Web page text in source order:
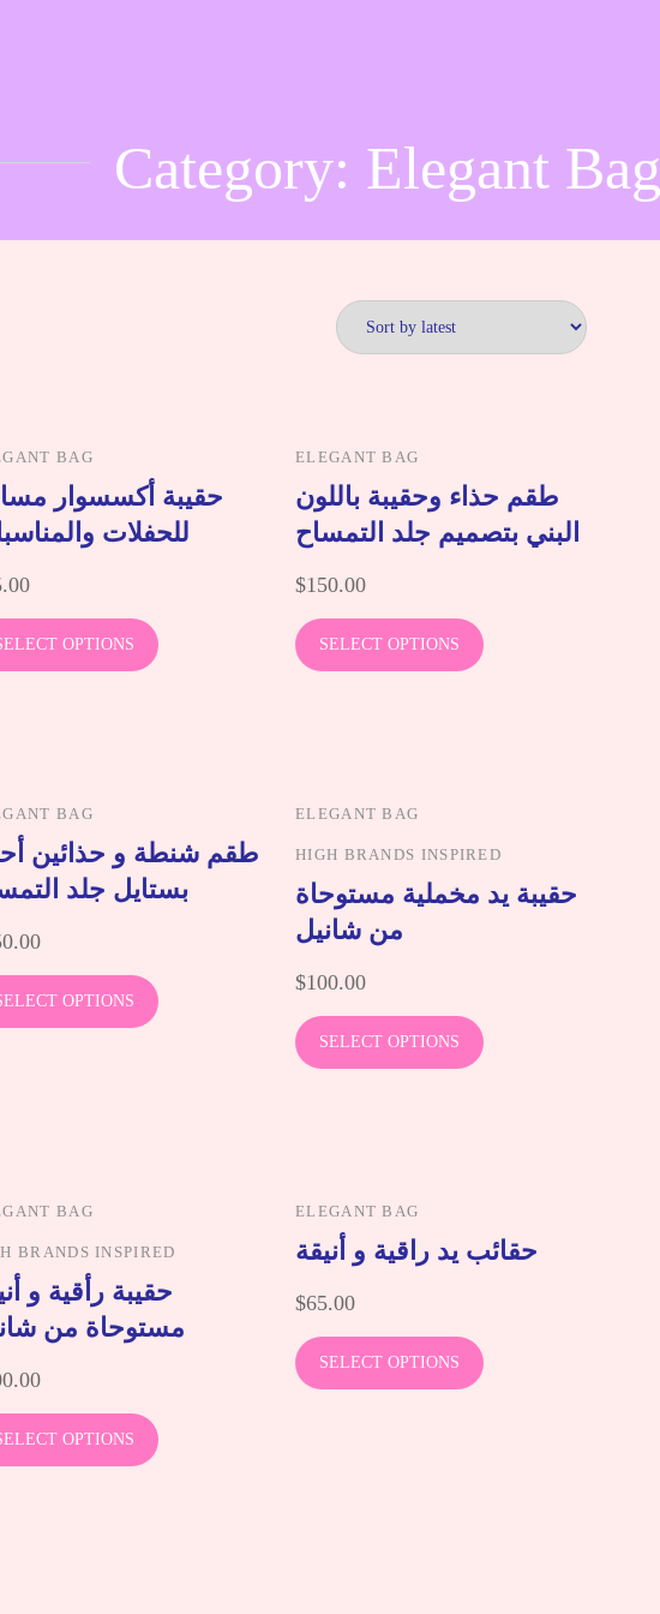
Category: Elegant Bag
BAG
حقيبة أكسسوار
للحفلات
OPTIONS
ELEGANT BAG
طقم حذاء وحقيبة باللون
البني بتصميم جلد التمساح
$150.00
SELECT OPTIONS
BAG
طقم شنطة و حذائين
بستايل جلد
OPTIONS
ELEGANT BAG
HIGH BRANDS INSPIRED
حقيبة يد مخملية مستوحاة
من شانيل
$100.00
SELECT OPTIONS
BAG
BRANDS INSPIRED
حقيبة رأقية و
مستوحاة من
OPTIONS
ELEGANT BAG
حقائب يد راقية و أنيقة
$65.00
SELECT OPTIONS